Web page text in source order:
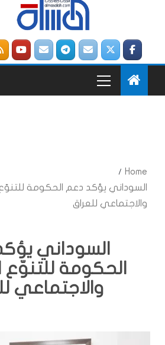
Home
السوداني يؤكد دعم الحكومة
والاجتماعي للعراق
السوداني
الحكومة
والاجتماعي